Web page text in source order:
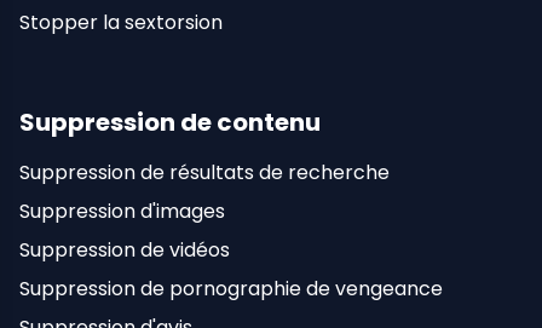
Stopper la sextorsion
Suppression de contenu
Suppression de résultats de recherche
Suppression d'images
Suppression de vidéos
Suppression de pornographie de vengeance